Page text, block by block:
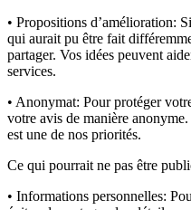
• Propositions d’amélioration:
qui aurait pu être fait
partager. Vos idées peuvent
services.
• Anonymat: Pour protéger
votre avis de manière
est une de nos priorités.
Ce qui pourrait ne pas être
• Informations personnelles: